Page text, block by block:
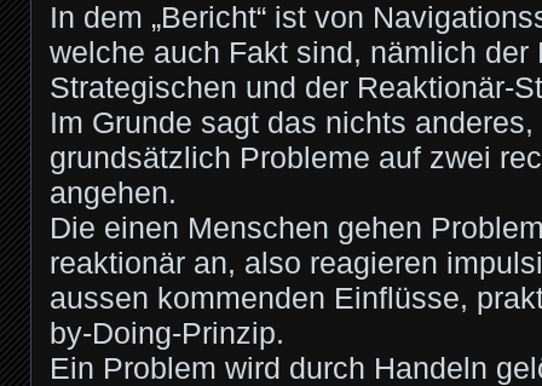
In dem „Bericht“ ist von
welche auch Fakt sind, nämlich der
Strategischen und der Reaktionär-
Im Grunde sagt das nichts
grundsätzlich Probleme auf zwei
angehen.
Die einen Menschen gehen
reaktionär an, also reagieren
aussen kommenden Einflüsse,
by-Doing-Prinzip.
Ein Problem wird durch Handeln